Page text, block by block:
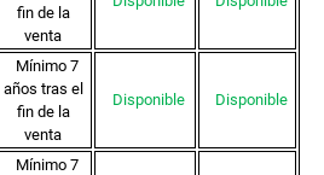
fin de la
venta
Mínimo 7
años tras el
fin de la
venta
Disponible Disponible
Mínimo 7